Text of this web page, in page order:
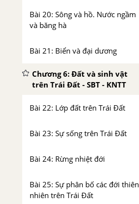
Bài 20: Sông và hồ. Nước ngầm
và băng hà
Bài 21: Biển và đại dương
Chương 6: Đất và sinh vật
trên Trái Đất - SBT - KNTT
Bài 22: Lớp đất trên Trái Đất
Bài 23: Sự sống trên Trái Đất
Bài 24: Rừng nhiệt đới
Bài 25: Sự phân bố các đới thiên
nhiên trên Trái Đất